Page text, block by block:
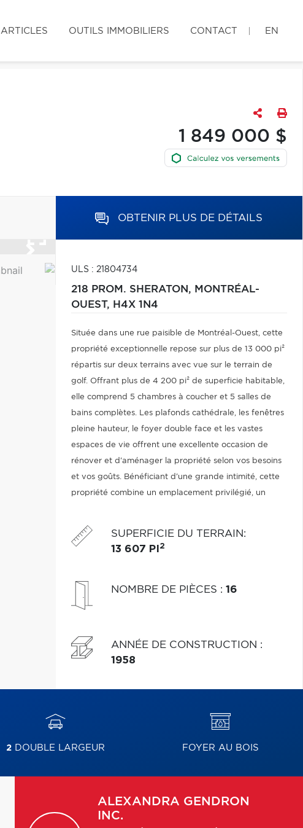
ARTICLES OUTILS IMMOBILIERS CONTACT EN
1 849 000 $
OBTENIR PLUS DE DÉTAILS
ULS : 21804734
218 PROM. SHERATON, MONTRÉAL-
OUEST, H4X 1N4
Située dans une rue paisible de Montréal-Ouest, cette
propriété exceptionnelle repose sur plus de 13 000 pi²
répartis sur deux terrains avec vue sur le terrain de
golf. Offrant plus de 4 200 pi² de superficie habitable,
elle comprend 5 chambres à coucher et 5 salles de
bains complètes. Les plafonds cathédrale, les fenêtres
pleine hauteur, le foyer double face et les vastes
espaces de vie offrent une excellente occasion de
rénover et d'aménager la propriété selon vos besoins
et vos goûts. Bénéficiant d'une grande intimité, cette
propriété combine un emplacement privilégié, un
SUPERFICIE DU TERRAIN:
13 607 PI 2
NOMBRE DE PIÈCES : 16
ANNÉE DE CONSTRUCTION :
1958
2 DOUBLE LARGEUR FOYER AU BOIS
ALEXANDRA GENDRON
INC.